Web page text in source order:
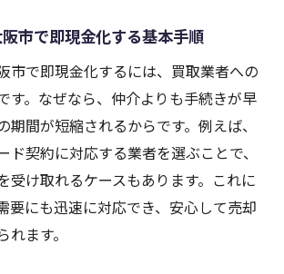
た大阪市の不動産売却ポイント
る不動産売却業者を見極める方法
不動産売却時に重視すべき信頼性
却で安心できるサポート体制の特
の不動産売却で注意したいポイン
評判で選ぶ不動産売却業者のコツ
市で即現金化する基本手順
市で即現金化するには、買取業者への
す。なぜなら、仲介よりも手続きが早
期間が短縮されるからです。例えば、
ド契約に対応する業者を選ぶことで、
受け取れるケースもあります。これに
要にも迅速に対応でき、安心して売却
ます。